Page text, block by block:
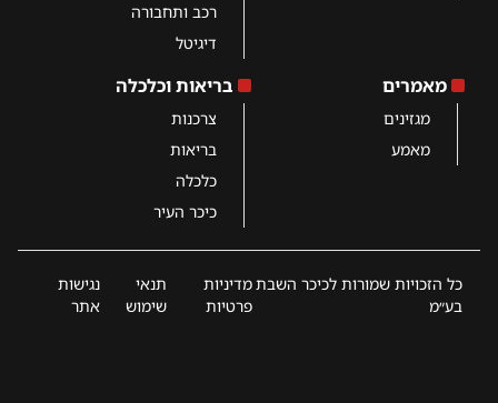
רכב ותחבורה
דיגיטל
מאמרים
מגזינים
מאמע
בריאות וכלכלה
צרכנות
בריאות
כלכלה
כיכר העיר
כל הזכויות שמורות לכיכר השבת
בע״מ
מדיניות
פרטיות
תנאי
שימוש
נגישות
אתר